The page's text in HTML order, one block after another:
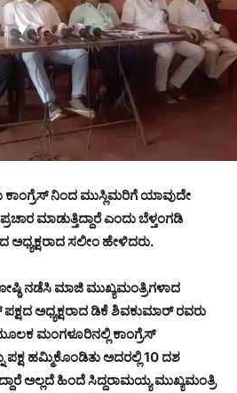
ಕಾಂಗ್ರೆಸ್ ನಿಂದ ಮುಸ್ಲಿಮರಿಗೆ ಯಾವುದೇ
ಮಾಡುತ್ತಿದ್ದಾರೆ ಎಂದು ಬೆಳ್ತಂಗಡಿ
ಅಧ್ಯಕ್ಷರಾದ ಸಲೀಂ ಹೇಳಿದರು.
ನಡೆಸಿ ಮಾಜಿ ಮುಖ್ಯಮಂತ್ರಿಗಳಾದ
ಅಧ್ಯಕ್ಷರಾದ ಡಿಕೆ ಶಿವಕುಮಾರ್ ರವರು
ಮಂಗಳೂರಿನಲ್ಲಿ ಕಾಂಗ್ರೆಸ್
ಹಮ್ಮಿಕೊಂಡಿತು ಅದರಲ್ಲಿ 10 ದಶ
ಅಲ್ಲದೆ ಹಿಂದೆ ಸಿದ್ದರಾಮಯ್ಯ ಮುಖ್ಯಮಂತ್ರಿ